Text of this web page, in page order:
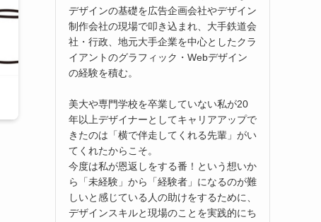
デザインの基礎を広告企画会社やデザイン
制作会社の現場で叩き込まれ、大手鉄道会
社・行政、地元大手企業を中心としたクラ
イアントのグラフィック・Webデザイン
の経験を積む。
美大や専門学校を卒業していない私が20
年以上デザイナーとしてキャリアアップで
きたのは「横で伴走してくれる先輩」がい
てくれたからこそ。
今度は私が恩返しをする番！という想いか
ら「未経験」から「経験者」になるのが難
しいと感じている人の助けをするために、
デザインスキルと現場のことを実践的にち